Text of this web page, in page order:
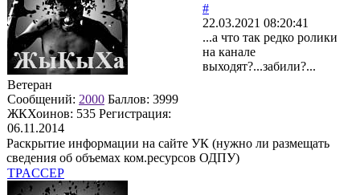
Ветеран
Сообщений: 2000 Баллов: 3999
ЖКХоинов: 535 Регистрация:
06.11.2014
#
22.03.2021 08:20:41
...а что так редко ролики
на канале
выходят?...забили?...
Раскрытие информации на сайте УК (нужно ли размещать
сведения об объемах ком.ресурсов ОДПУ)
TPACCEP